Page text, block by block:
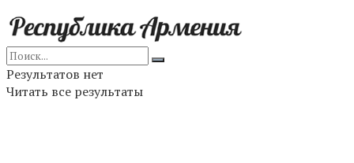
Результатов нет
Читать все результаты